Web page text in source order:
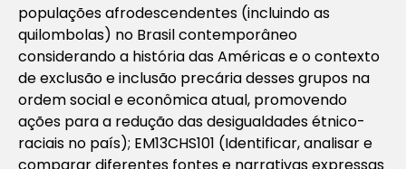
populações afrodescendentes (incluindo as
quilombolas) no Brasil contemporâneo
considerando a história das Américas e o contexto
de exclusão e inclusão precária desses grupos na
ordem social e econômica atual, promovendo
ações para a redução das desigualdades étnico-
raciais no país); EM13CHS101 (Identificar, analisar e